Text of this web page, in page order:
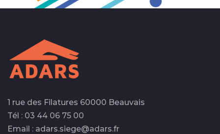
1 rue des Filatures 60000 Beauvais
Tél : 03 44 06 75 00
Email : adars.siege@adars.fr